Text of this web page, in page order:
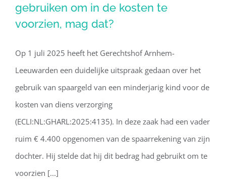
voorzien, mag dat?
gebruiken om in de kosten te
voorzien, mag dat?
Op 1 juli 2025 heeft het Gerechtshof Arnhem-
Leeuwarden een duidelijke uitspraak gedaan over het
gebruik van spaargeld van een minderjarig kind voor de
kosten van diens verzorging
(ECLI:NL:GHARL:2025:4135). In deze zaak had een vader
ruim € 4.400 opgenomen van de spaarrekening van zijn
dochter. Hij stelde dat hij dit bedrag had gebruikt om te
voorzien [...]